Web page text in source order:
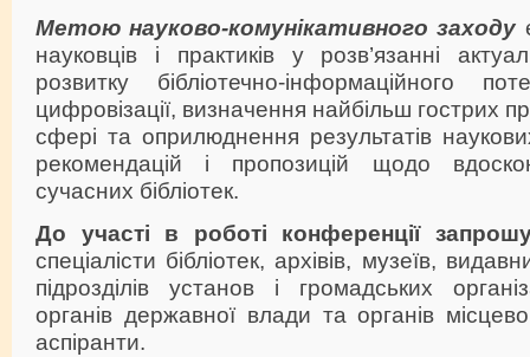
Метою науково-комунікативного заходу
науковців і практиків у розв’язанні
розвитку бібліотечно-інформаційного
цифровізації, визначення найбільш гострих
сфері та оприлюднення результатів
рекомендацій і пропозицій щодо
сучасних бібліотек.
До участі в роботі конференції
спеціалісти бібліотек, архівів, музеїв,
підрозділів установ і громадських
органів державної влади та органів
аспіранти.